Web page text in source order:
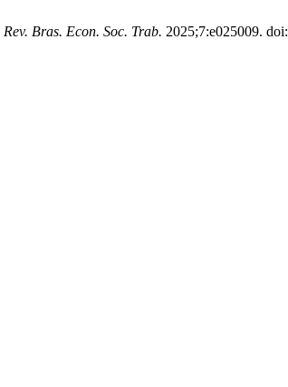
Rev. Bras. Econ. Soc. Trab. 2025;7:e025009. doi: